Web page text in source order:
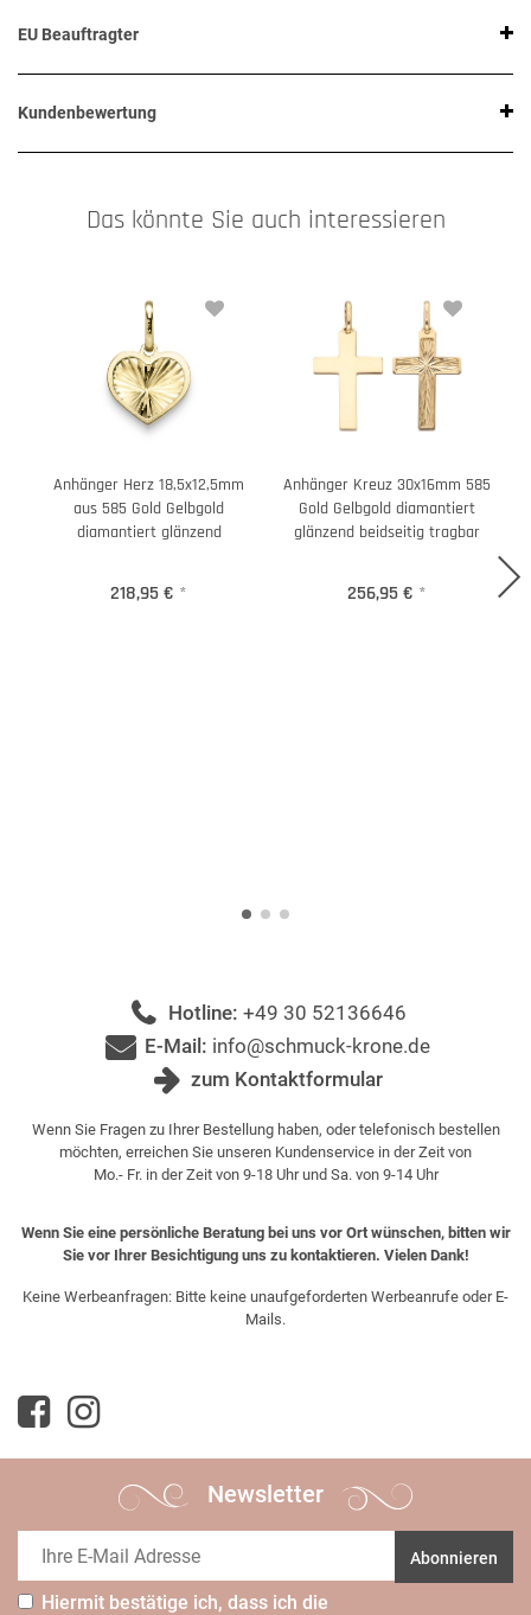
EU Beauftragter
Kundenbewertung
Das könnte Sie auch interessieren
Anhänger Herz 18,5x12,5mm
aus 585 Gold Gelbgold
diamantiert glänzend
218,95 € *
Anhänger Kreuz 30x16mm 585
Gold Gelbgold diamantiert
glänzend beidseitig tragbar
256,95 € *
Hotline: +49 30 52136646
E-Mail: info@schmuck-krone.de
zum Kontaktformular
Wenn Sie Fragen zu Ihrer Bestellung haben, oder telefonisch bestellen
möchten, erreichen Sie unseren Kundenservice in der Zeit von
Mo.- Fr. in der Zeit von 9-18 Uhr und Sa. von 9-14 Uhr
Wenn Sie eine persönliche Beratung bei uns vor Ort wünschen, bitten wir
Sie vor Ihrer Besichtigung uns zu kontaktieren. Vielen Dank!
Keine Werbeanfragen: Bitte keine unaufgeforderten Werbeanrufe oder E-
Mails.
Newsletter
Abonnieren
Hiermit bestätige ich, dass ich die